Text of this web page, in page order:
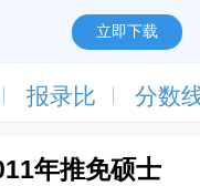
立即下载
报录比 分数
年推免硕士